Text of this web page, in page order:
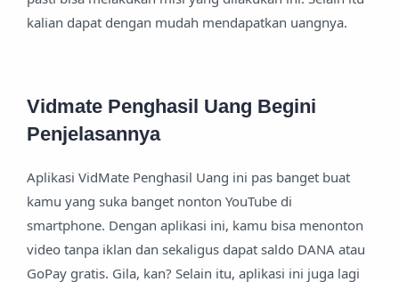
kalian dapat dengan mudah mendapatkan uangnya.
Vidmate Penghasil Uang Begini
Penjelasannya
Aplikasi VidMate Penghasil Uang ini pas banget buat
kamu yang suka banget nonton YouTube di
smartphone. Dengan aplikasi ini, kamu bisa menonton
video tanpa iklan dan sekaligus dapat saldo DANA atau
GoPay gratis. Gila, kan? Selain itu, aplikasi ini juga lagi